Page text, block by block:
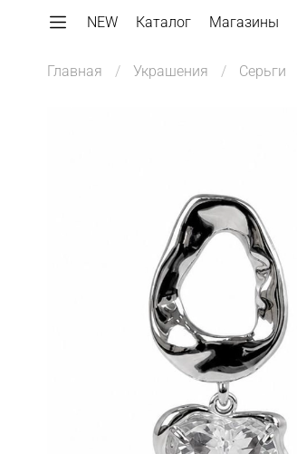
NEW Каталог Магазины
Главная Украшения Серьги